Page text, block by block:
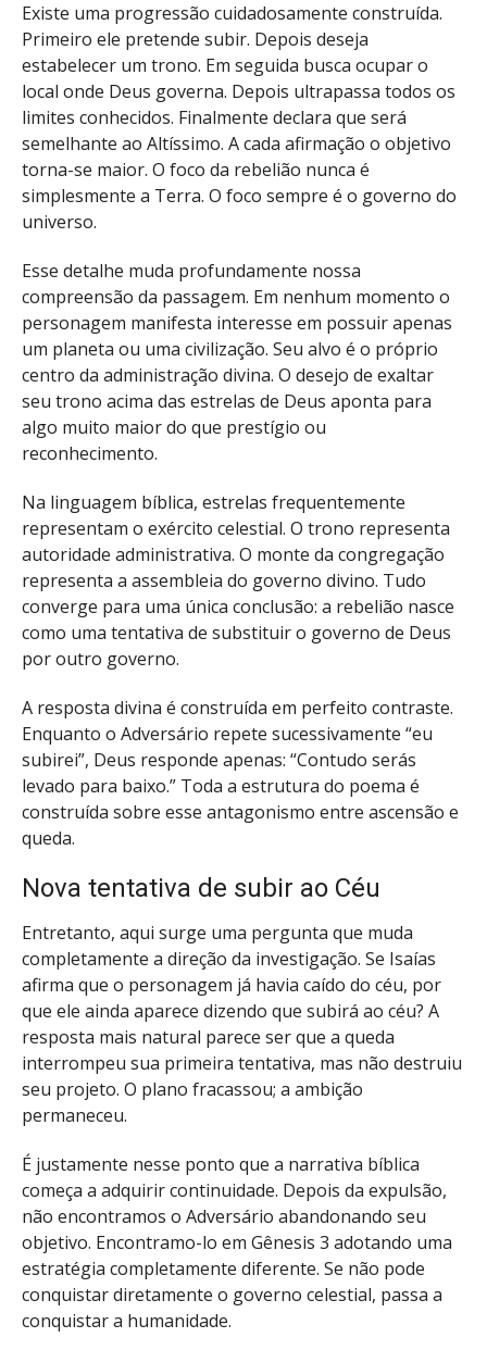
Existe uma progressão cuidadosamente construída.
Primeiro ele pretende subir. Depois deseja
estabelecer um trono. Em seguida busca ocupar o
local onde Deus governa. Depois ultrapassa todos os
limites conhecidos. Finalmente declara que será
semelhante ao Altíssimo. A cada afirmação o objetivo
torna-se maior. O foco da rebelião nunca é
simplesmente a Terra. O foco sempre é o governo do
universo.
Esse detalhe muda profundamente nossa
compreensão da passagem. Em nenhum momento o
personagem manifesta interesse em possuir apenas
um planeta ou uma civilização. Seu alvo é o próprio
centro da administração divina. O desejo de exaltar
seu trono acima das estrelas de Deus aponta para
algo muito maior do que prestígio ou
reconhecimento.
Na linguagem bíblica, estrelas frequentemente
representam o exército celestial. O trono representa
autoridade administrativa. O monte da congregação
representa a assembleia do governo divino. Tudo
converge para uma única conclusão: a rebelião nasce
como uma tentativa de substituir o governo de Deus
por outro governo.
A resposta divina é construída em perfeito contraste.
Enquanto o Adversário repete sucessivamente “eu
subirei”, Deus responde apenas: “Contudo serás
levado para baixo.” Toda a estrutura do poema é
construída sobre esse antagonismo entre ascensão e
queda.
Nova tentativa de subir ao Céu
Entretanto, aqui surge uma pergunta que muda
completamente a direção da investigação. Se Isaías
afirma que o personagem já havia caído do céu, por
que ele ainda aparece dizendo que subirá ao céu? A
resposta mais natural parece ser que a queda
interrompeu sua primeira tentativa, mas não destruiu
seu projeto. O plano fracassou; a ambição
permaneceu.
É justamente nesse ponto que a narrativa bíblica
começa a adquirir continuidade. Depois da expulsão,
não encontramos o Adversário abandonando seu
objetivo. Encontramo-lo em Gênesis 3 adotando uma
estratégia completamente diferente. Se não pode
conquistar diretamente o governo celestial, passa a
conquistar a humanidade.